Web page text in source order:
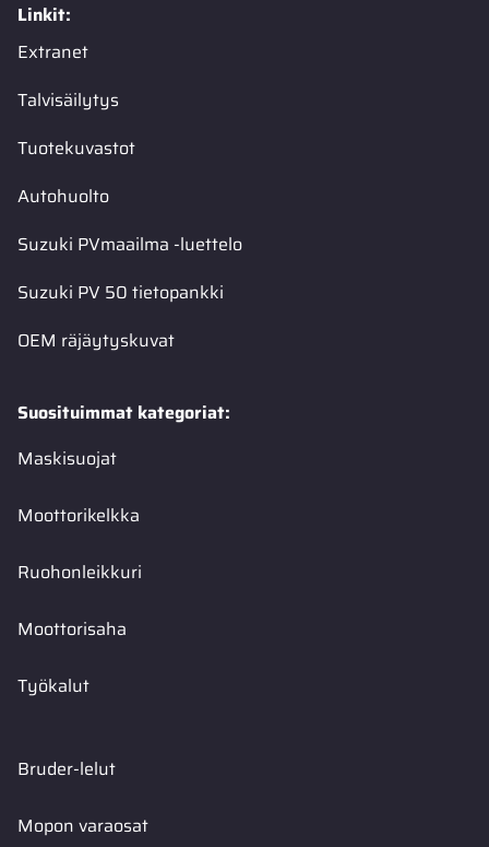
Linkit:
Extranet
Talvisäilytys
Tuotekuvastot
Autohuolto
Suzuki PVmaailma -luettelo
Suzuki PV 50 tietopankki
OEM räjäytyskuvat
Suosituimmat kategoriat:
Maskisuojat
Moottorikelkka
Ruohonleikkuri
Moottorisaha
Työkalut
Bruder-lelut
Mopon varaosat